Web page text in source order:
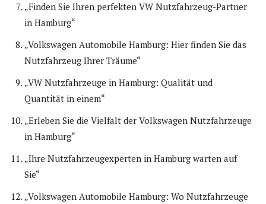
„Finden Sie Ihren perfekten VW Nutzfahrzeug-Partner
in Hamburg“
„Volkswagen Automobile Hamburg: Hier finden Sie das
Nutzfahrzeug Ihrer Träume“
„VW Nutzfahrzeuge in Hamburg: Qualität und
Quantität in einem“
„Erleben Sie die Vielfalt der Volkswagen Nutzfahrzeuge
in Hamburg“
„Ihre Nutzfahrzeugexperten in Hamburg warten auf
Sie“
„Volkswagen Automobile Hamburg: Wo Nutzfahrzeuge